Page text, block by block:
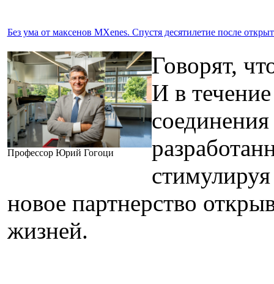
Без ума от максенов MXenes. Спустя десятилетие после
Профессор Юрий Гогоци
Говорят,
И в
новое партнерство
жизней.